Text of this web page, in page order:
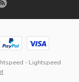
- Lightspeed